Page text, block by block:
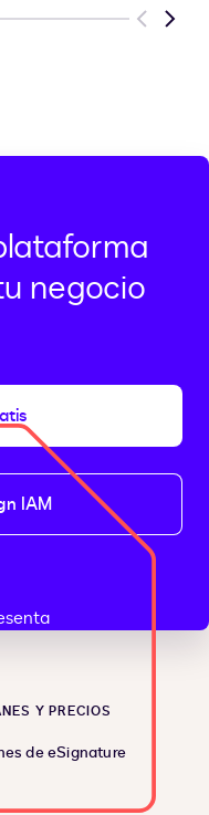
Previous
Next
negocio
IAM
Y PRECIOS
de eSignature